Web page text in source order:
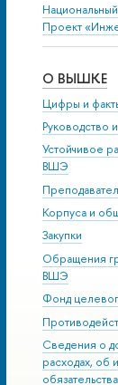
Проект
О ВЫШКЕ
Цифры и
Руководство
Устойчивое
ВШЭ
Корпуса и
Закупки
Обращения
ВШЭ
Фонд
Сведения о
расходах, об